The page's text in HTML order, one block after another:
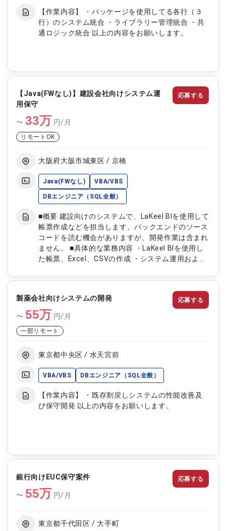
【作業内容】 ・パッケージを使用してる各行（３
行）のシステム統合 ・ライブラリー管理統合 ・共
通ロジック統合 以上の内容をお願いします。
【Java(FWなし)】建設会社向けシステム運
用保守
〜33万 円/月
リモートOK
大阪府大阪市城東区 / 京橋
Java(FWなし) VBA/VBS
DBエンジニア（SQL全般）
■概要 建設向けのシステムで、LaKeel BIを使用して
帳票作成などを担当します。バックエンドのソース
コードを読む機会がありますが、開発作業は含まれ
ません。 ■具体的な業務内容 ・LaKeel BIを使用し
た帳票、Excel、CSVの作成 ・システム運用および
応募する
製薬会社向けシステムの開発
〜 55万 円/月
一部リモート
東京都中央区 / 水天宮前
VBA/VBS DBエンジニア（SQL全般）
【作業内容】 ・既存割戻しシステムの性能改善及
び保守開発 以上の内容をお願いします。
応募する
銀行向けEUC保守案件
〜 55万 円/月
東京都千代田区 / 大手町
応募する